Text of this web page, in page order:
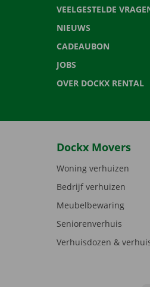
VEELGESTELDE
NIEUWS
CADEAUBON
JOBS
OVER DOCKX RENTAL
Dockx Movers
Woning verhuizen
Bedrijf verhuizen
Meubelbewaring
Seniorenverhuis
Verhuisdozen &